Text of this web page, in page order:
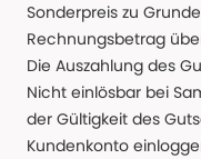
Sonderpreis zu
Rechnungsbetrag
Die Auszahlung des
Nicht einlösbar bei
der Gültigkeit des
Kundenkonto